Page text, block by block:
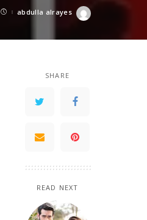
Posted
abdulla alrayes
SHARE
READ NEXT